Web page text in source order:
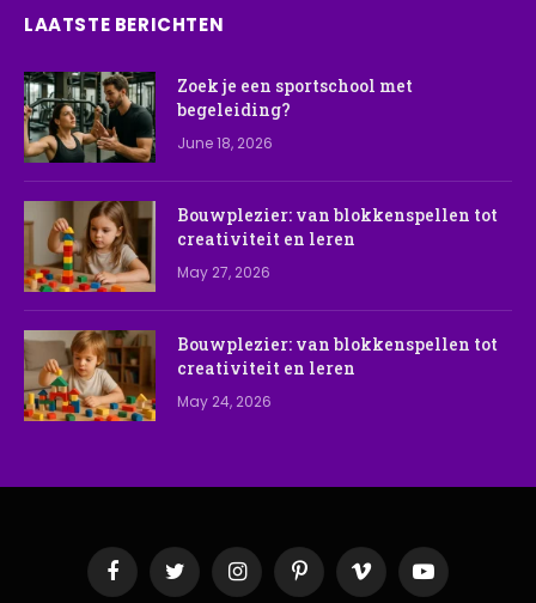
LAATSTE BERICHTEN
Zoek je een sportschool met
begeleiding?
June 18, 2026
Bouwplezier: van blokkenspellen tot
creativiteit en leren
May 27, 2026
Bouwplezier: van blokkenspellen tot
creativiteit en leren
May 24, 2026
FacebookTwitter InstagramPinterestVimeo YouTube